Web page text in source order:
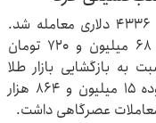
اونس جهانی طلا روز سه‌شنبه با روی رقم ۴۳۳۶ دلاری معامله شد.
مثقال طلا در معاملات عصرگاهی با رقم ۶۸ میلیون و ۷۲۰ تومان
تومانی نسبت به بازگشایی بازار طلا
داشت. هر گرم طلای ۱۸ عیار نیز در محدوده ۱۵ میلیون و ۸۶۴ هزار